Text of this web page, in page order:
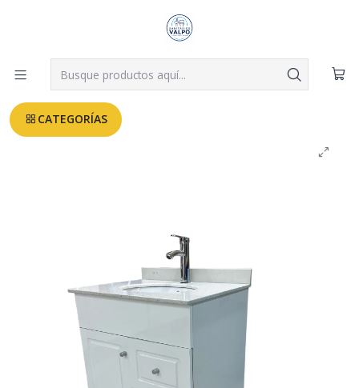
CATEGORÍAS
Despachos a todo Valparaíso, Viña, Quilpué y Villa Alemana desde
Leer más
Inicio MUEBLES BAÑO
VANITORIO CON MUEBLE MARFIL 60CM